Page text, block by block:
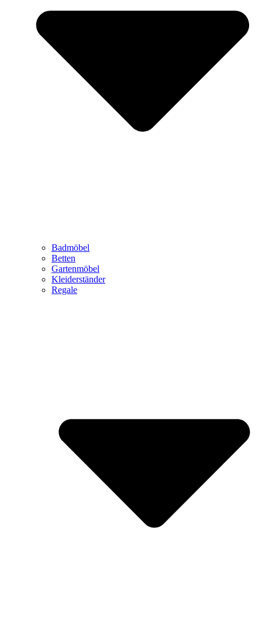
Badmöbel
Betten
Gartenmöbel
Kleiderständer
Regale